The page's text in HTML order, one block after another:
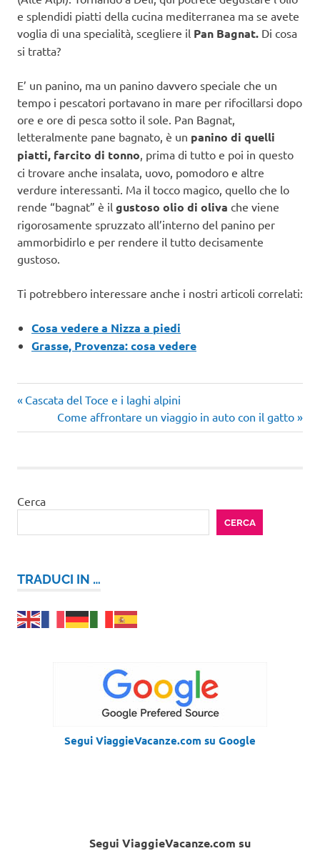
e splendidi piatti della cucina mediterranea ma se avete
voglia di una specialità, scegliere il Pan Bagnat. Di cosa
si tratta?
E’ un panino, ma un panino davvero speciale che un
tempo i pescatori portavano in mare per rifocillarsi dopo
ore e ore di pesca sotto il sole. Pan Bagnat,
letteralmente pane bagnato, è un panino di quelli
piatti, farcito di tonno, prima di tutto e poi in questo
ci trovare anche insalata, uovo, pomodoro e altre
verdure interessanti. Ma il tocco magico, quello che lo
rende “bagnat” è il gustoso olio di oliva che viene
rigorosamente spruzzato all’interno del panino per
ammorbidirlo e per rendere il tutto decisamente
gustoso.
Ti potrebbero interessare anche i nostri articoli correlati:
Cosa vedere a Nizza a piedi
Grasse, Provenza: cosa vedere
Navigazione
articoli
Articolo
precedente:
Cascata del Toce e i laghi alpini
Articolo
successivo:
Come affrontare un viaggio in auto con il gatto
Cerca
CERCA
TRADUCI IN …
Segui ViaggieVacanze.com su Google
Segui ViaggieVacanze.com su